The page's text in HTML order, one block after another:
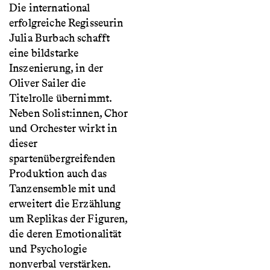
Die international
erfolgreiche Regisseurin
Julia Burbach schafft
eine bildstarke
Inszenierung, in der
Oliver Sailer die
Titelrolle übernimmt.
Neben Solist:innen, Chor
und Orchester wirkt in
dieser
spartenübergreifenden
Produktion auch das
Tanzensemble mit und
erweitert die Erzählung
um Replikas der Figuren,
die deren Emotionalität
und Psychologie
nonverbal verstärken.